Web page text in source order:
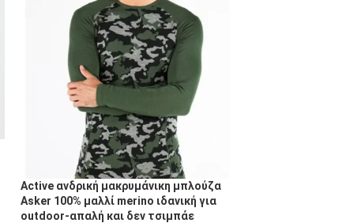
Active ανδρική μακρυμάνικη μπλούζα
Asker 100% μαλλί merino ιδανική για
outdoor-απαλή και δεν τσιμπάε